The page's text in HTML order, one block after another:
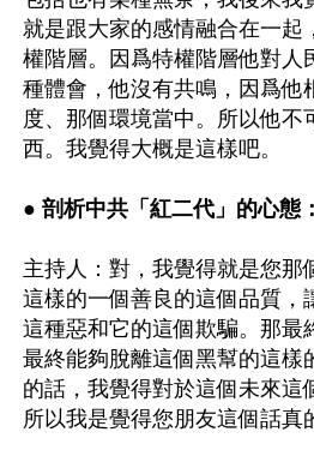
就是跟大家的感情融合在一起
權階層。因爲特權階層他對人
種體會，他沒有共鳴，因爲他
度、那個環境當中。所以他不
西。我覺得大概是這樣吧。
● 剖析中共「紅二代」的心態
主持人：對，我覺得就是您那
這樣的一個善良的這個品質，
這種惡和它的這個欺騙。那最
最終能夠脫離這個黑幫的這樣
的話，我覺得對於這個未來這
所以我是覺得您朋友這個話真